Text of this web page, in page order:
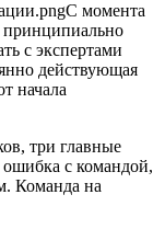
С момента
принципиально
с экспертами
действующая
начала
три главные
с командой,
Команда на